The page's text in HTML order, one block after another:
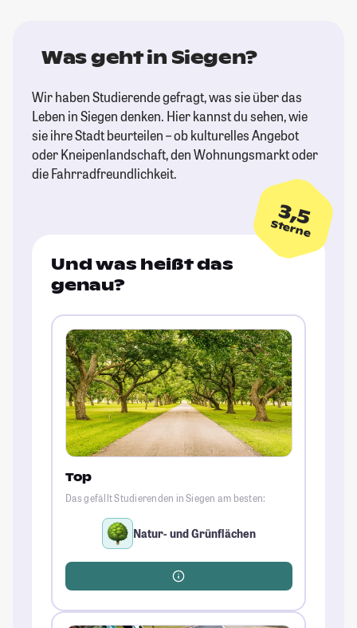
Was geht in Siegen?
Wir haben Studierende gefragt, was sie über das
Leben in Siegen denken. Hier kannst du sehen, wie
sie ihre Stadt beurteilen – ob kulturelles Angebot
oder Kneipenlandschaft, den Wohnungsmarkt oder
die Fahrradfreundlichkeit.
3,5
Sterne
Und was heißt das
genau?
Top
Das gefällt Studierenden in Siegen am besten:
Natur- und Grünflächen